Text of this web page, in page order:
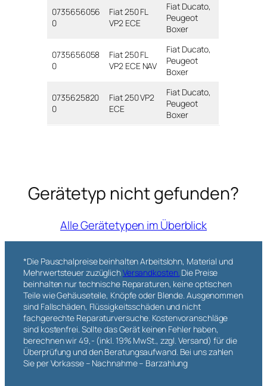
0735656056
0
Fiat 250 FL
VP2 ECE
Fiat Ducato,
Peugeot
Boxer
0735656058
0
Fiat 250 FL
VP2 ECE NAV
Fiat Ducato,
Peugeot
Boxer
0735625820
0
Fiat 250 VP2
ECE
Fiat Ducato,
Peugeot
Boxer
Gerätetyp nicht gefunden?
Alle Gerätetypen im Überblick
*Die Pauschalpreise beinhalten Arbeitslohn, Material und
Mehrwertsteuer zuzüglichVersandkosten. Die Preise
beinhalten nur technische Reparaturen, keine optischen
Teile wie Gehäuseteile, Knöpfe oder Blende. Ausgenommen
sind Fallschäden, Flüssigkeitsschäden und nicht
fachgerechte Reparaturversuche. Kostenvoranschläge
sind kostenfrei. Sollte das Gerät keinen Fehler haben,
berechnen wir 49,- (inkl. 19% MwSt., zzgl. Versand) für die
Überprüfung und den Beratungsaufwand. Bei uns zahlen
Sie per Vorkasse – Nachnahme – Barzahlung